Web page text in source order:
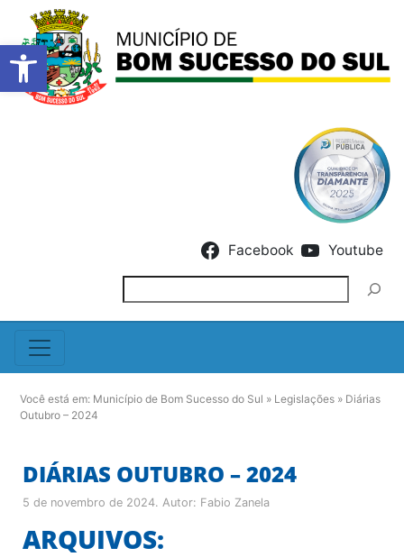
Barra de Ferramentas
Facebook Youtube
Você está em: Município de Bom Sucesso do Sul » Legislações » Diárias
Outubro – 2024
DIÁRIAS OUTUBRO – 2024
5 de novembro de 2024. Autor: Fabio Zanela
ARQUIVOS: